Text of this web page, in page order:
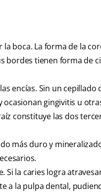
boca. La forma de la
bordes tienen forma de
encías. Sin un cepillado
gingivitis u
constituye las dos
más duro y
la caries logra
a la pulpa dental,